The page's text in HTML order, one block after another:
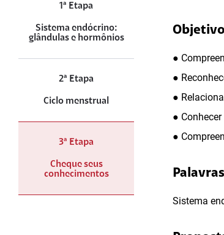
1ª Etapa
Sistema endócrino:
glândulas e hormônios
2ª Etapa
Ciclo menstrual
3ª Etapa
Cheque seus
conhecimentos
●
●
●
●
●
Sistema